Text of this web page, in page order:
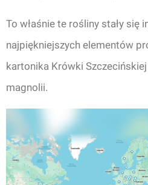
To właśnie te rośliny stały się
najpiękniejszych elementów
kartonika Krówki
magnolii.